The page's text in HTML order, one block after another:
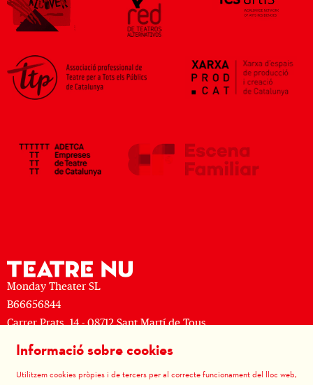
Monday Theater SL
B66656844
Carrer Prats, 14 - 08712 Sant Martí de Tous
M: (+34) 677 519 625 · T: (+34) 93 805 08 63
Sitemap Avís Legal | Ús de Cookies Contactar
|
Informació sobre cookies
Utilitzem cookies pròpies i de tercers per al correcte funcionament del lloc web,